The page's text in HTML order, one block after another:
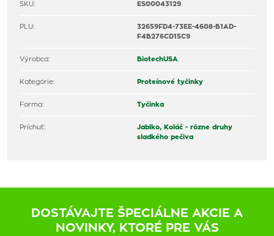
SKU: ES00043129
PLU:
32659FD4-73EE-4608-B1AD-
F4B276CD15C9
Výrobca: BiotechUSA
Kategórie: Proteínové tyčinky
Forma: Tyčinka
Príchuť: Jablko, Koláč - rôzne druhy
sladkého pečiva
DOSTÁVAJTE ŠPECIÁLNE AKCIE A
NOVINKY, KTORÉ PRE VÁS